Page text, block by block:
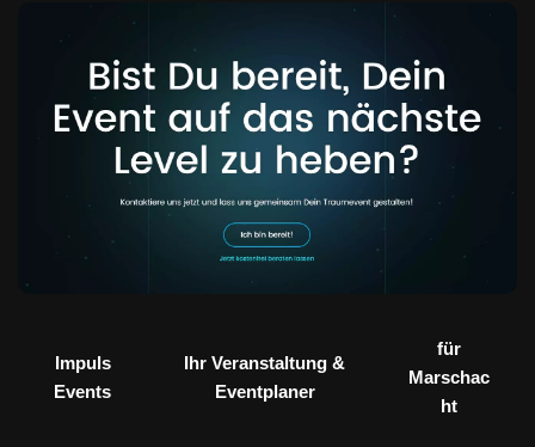
Impuls
Events
Ihr Veranstaltung &
Eventplaner
für
Marschac
ht